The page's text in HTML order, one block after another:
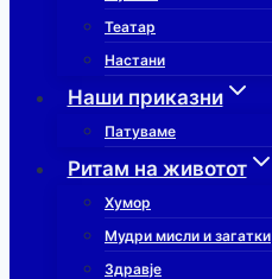
Театар
Настани
Наши приказни
Патуваме
Ритам на животот
Хумор
Мудри мисли и загатки
Здравје